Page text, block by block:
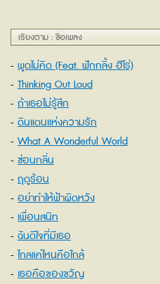
เรียงตาม : ชื่อเพลง
พูดไม่คิด (Feat. ฟักกลิ้ง ฮีโร่)
Thinking Out Loud
ถ้าเธอไม่รู้สึก
ดินแดนแห่งความรัก
What A Wonderful World
ซ่อนกลิ่น
ฤดูร้อน
อย่าทำให้ฟ้าผิดหวัง
เพื่อนสนิท
ฉันดีใจที่มีเธอ
ไกลแค่ไหนคือใกล้
เธอคือของขวัญ